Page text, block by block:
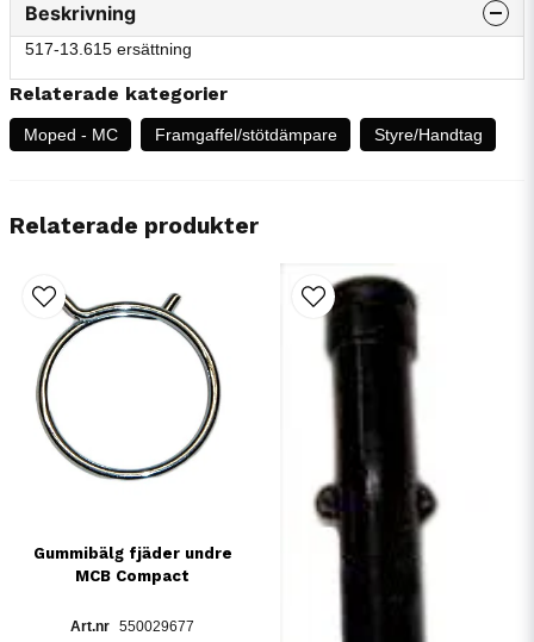
Beskrivning
517-13.615 ersättning
Relaterade kategorier
Moped - MC Framgaffel/stötdämpare Styre/Handtag
Relaterade produkter
Gummibälg fjäder undre
MCB Compact
550029677